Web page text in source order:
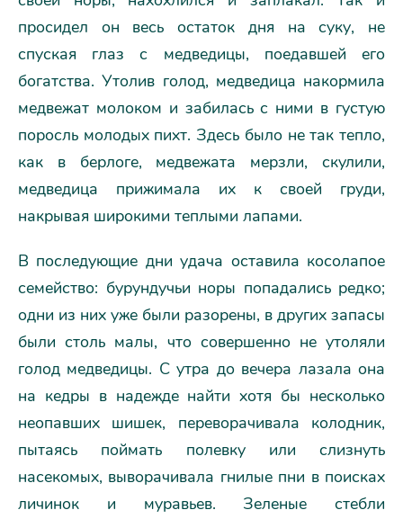
просидел он весь остаток дня на суку, не
спуская глаз с медведицы, поедавшей его
богатства. Утолив голод, медведица накормила
медвежат молоком и забилась с ними в густую
поросль молодых пихт. Здесь было не так тепло,
как в берлоге, медвежата мерзли, скулили,
медведица прижимала их к своей груди,
накрывая широкими теплыми лапами.
В последующие дни удача оставила косолапое
семейство: бурундучьи норы попадались редко;
одни из них уже были разорены, в других запасы
были столь малы, что совершенно не утоляли
голод медведицы. С утра до вечера лазала она
на кедры в надежде найти хотя бы несколько
неопавших шишек, переворачивала колодник,
пытаясь поймать полевку или слизнуть
насекомых, выворачивала гнилые пни в поисках
личинок и муравьев. Зеленые стебли